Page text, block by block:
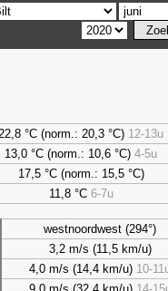
22,8 °C (norm.: 20,3 °C) 12-13u
13,0 °C (norm.: 10,6 °C) 4-5u
17,5 °C (norm.: 15,5 °C)
11,8 °C 6-7u
westnoordwest (294°)
3,2 m/s (11,5 km/u)
4,0 m/s (14,4 km/u) 10-